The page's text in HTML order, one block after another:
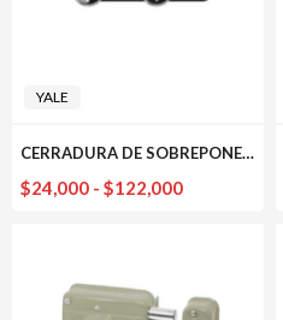
YALE
CERRADURA DE SOBREPONER 106-60 YALE
$24,000 - $122,000Rango
$24,000